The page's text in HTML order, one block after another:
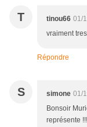
T tinou66 01/
vraiment
Répondre
S simone 01/
Bonsoir
représente